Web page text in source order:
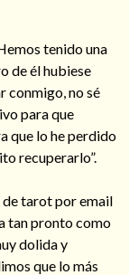
tenido una
de él hubiese
conmigo, no sé
para que
que lo he perdido
recuperarlo”.
de tarot por email
tan pronto como
dolida y
que lo más